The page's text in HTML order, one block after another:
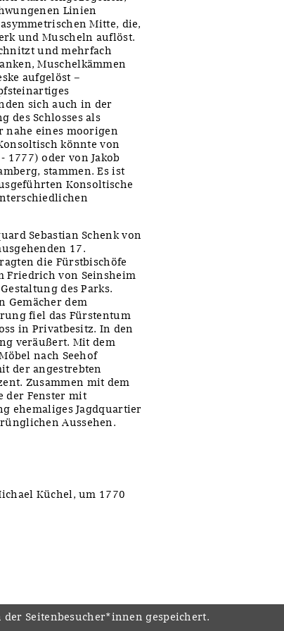
Linien
Mitte, die,
und Muscheln auflöst.
und mehrfach
Muschelkämmen
aufgelöst –
sich auch in der
des Schlosses als
nahe eines moorigen
könnte von
1777) oder von Jakob
stammen. Es ist
Konsoltische
Sebastian Schenk von
17.
die Fürstbischöfe
Friedrich von Seinsheim
des Parks.
Gemächer dem
fiel das Fürstentum
in Privatbesitz. In den
veräußert. Mit dem
nach Seehof
der angestrebten
Zusammen mit dem
der Fenster mit
ehemaliges Jagdquartier
Aussehen.
Küchel, um 1770
Seitenbesucher*innen gespeichert.